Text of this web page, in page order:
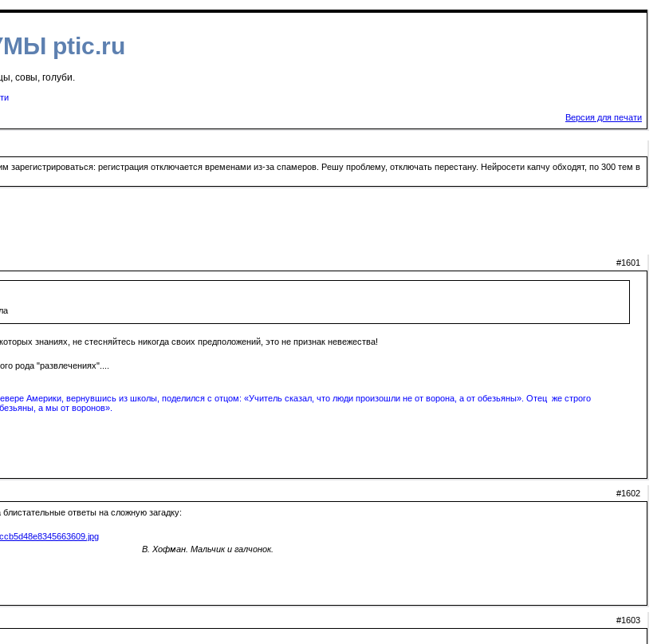
ptic.ru
совы, голуби.
Версия для печати
регистрация отключается временами из-за спамеров. Решу проблему, отключать перестану. Нейросети капчу обходят, по 300 тем в
#1601
знаниях, не стесняйтесь никогда своих предположений, это не признак невежества!
рода "развлечениях"....
Америки, вернувшись из школы, поделился с отцом: «Учитель сказал, что люди произошли не от ворона, а от обезьяны». Отец же строго
а мы от воронов».
#1602
ответы на сложную загадку:
В. Хофман. Мальчик и галчонок.
#1603